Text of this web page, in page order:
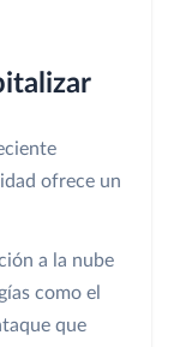
ofrece un
a la nube
como el
que